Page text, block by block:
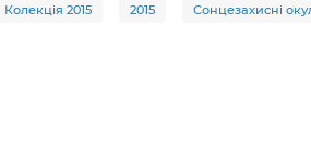
Колекція 2015 2015 Сонцезахисні